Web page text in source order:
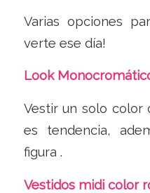
Varias opciones
verte ese día!
Look
Vestir un solo color
es tendencia,
figura .
Vestidos midi color